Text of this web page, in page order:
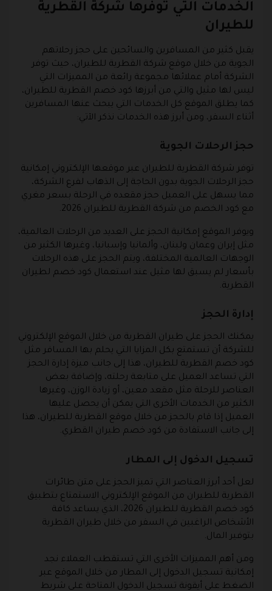
الخدمات التي توفرها شركة القطرية
للطيران
يقبل كثير من المسافرين والسائحين على حجز رحلاتهم
الجوية من خلال موقع شركة القطرية للطيران، حيث توفر
الشركة أمام عملائها مجموعة رائعة من المميزات التي
ليس لها مثيل والتي من أبرزها كود خصم القطرية للطيران،
كما يطلق الموقع كل الخدمات التي يبحث عنها المسافرين
أثناء السفر، ومن أبرز هذه الخدمات نذكر الآتي:
حجز الرحلات الجوية
توفر شركة القطرية للطيران عبر موقعها الإلكتروني إمكانية
حجز الرحلات الجوية بدون الحاجة إلى الذهاب لفرع الشركة،
مما يسهل على العميل حجز مقعده في الرحلة بسعر مغري
مع كود الخصم من شركة القطرية للطيران 2026.
ويوفر الموقع إمكانية الحجز على العديد من الرحلات العالمية،
مثل إيران وعمان ولبنان، وألمانيا وإسبانيا، وغيرها الكثير من
الوجهات العالمية المختلفة، ويتم الحجز على هذه الرحلات
بأسعار لم يسبق لها مثيل عند استعمال كود خصم لطيران
القطرية.
إدارة الحجز
يمكنك الحجز على طيران القطرية من خلال الموقع الإلكتروني
للشركة أن تستمتع بكل المزايا التي يحلم بها المسافر مثل
كود خصم القطرية للطيران، هذا إلى جانب ميزة إدارة الحجز
التي تساعد العميل على متابعة رحلته، وإضافة بعض
العناصر للرحلة مثل مقعد معين، أو زيادة الوزن، وغيرها
الكثير من الخدمات الأخرى التي يمكن أن يحصل عليها
العميل إذا قام بالحجز من خلال موقع القطرية للطيران، هذا
إلى جانب الاستفادة من كود خصم طيران القطري.
تسجيل الدخول إلى المطار
لعل أحد أبرز العناصر التي تميز الحجز على متن طائرات
القطرية للطيران من الموقع الإلكتروني الاستمتاع بتطبيق
كود خصم القطرية للطيران 2026، الذي يساعد كافة
الأشخاص الراغبين في السفر من خلال طيران القطرية
بتوفير المال.
ومن أهم المميزات الأخرى التي تستقطب العملاء نجد
إمكانية تسجيل الدخول إلى المطار من خلال الموقع عبر
الضغط على أيقونة تسجيل الدخول المتاحة على شريط